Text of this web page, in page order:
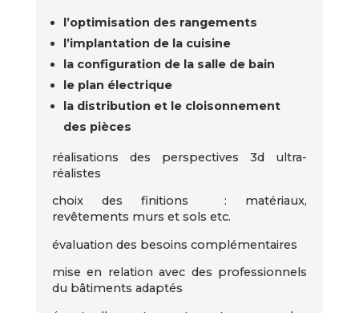
l’optimisation des rangements
l’implantation de la cuisine
la configuration de la salle de bain
le plan électrique
la distribution et le cloisonnement
des pièces
réalisations des perspectives 3d ultra-
réalistes
choix des finitions : matériaux,
revêtements murs et sols etc.
évaluation des besoins complémentaires
mise en relation avec des professionnels
du bâtiments adaptés